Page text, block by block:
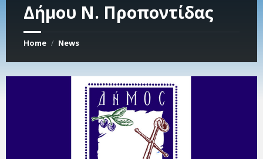
Δήμου Ν. Προποντίδας
Home / News